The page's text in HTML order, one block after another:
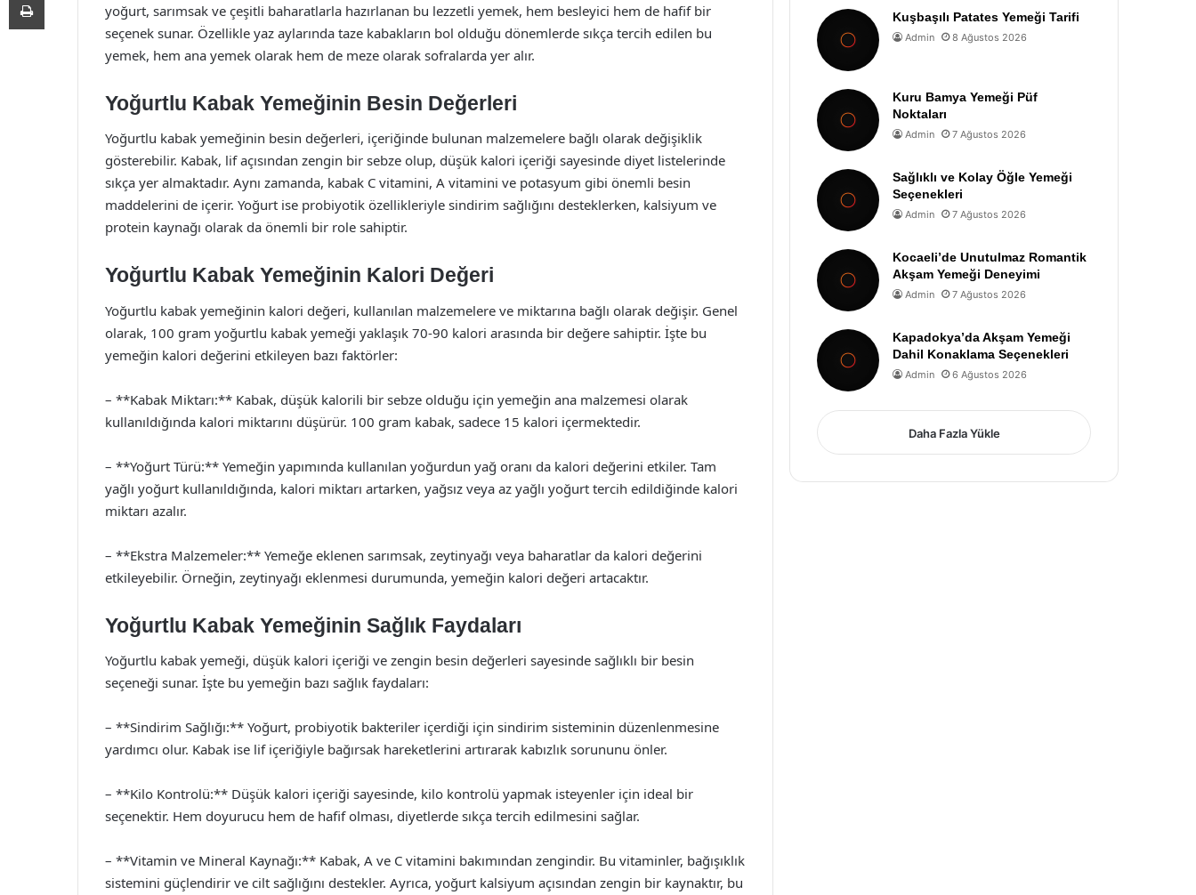
yoğurt, sarımsak ve çeşitli baharatlarla hazırlanan bu lezzetli yemek, hem besleyici hem de hafif bir
seçenek sunar. Özellikle yaz aylarında taze kabakların bol olduğu dönemlerde sıkça tercih edilen bu
yemek, hem ana yemek olarak hem de meze olarak sofralarda yer alır.
Yoğurtlu Kabak Yemeğinin Besin Değerleri
Yoğurtlu kabak yemeğinin besin değerleri, içeriğinde bulunan malzemelere bağlı olarak değişiklik
gösterebilir. Kabak, lif açısından zengin bir sebze olup, düşük kalori içeriği sayesinde diyet listelerinde
sıkça yer almaktadır. Aynı zamanda, kabak C vitamini, A vitamini ve potasyum gibi önemli besin
maddelerini de içerir. Yoğurt ise probiyotik özellikleriyle sindirim sağlığını desteklerken, kalsiyum ve
protein kaynağı olarak da önemli bir role sahiptir.
Yoğurtlu Kabak Yemeğinin Kalori Değeri
Yoğurtlu kabak yemeğinin kalori değeri, kullanılan malzemelere ve miktarına bağlı olarak değişir. Genel
olarak, 100 gram yoğurtlu kabak yemeği yaklaşık 70-90 kalori arasında bir değere sahiptir. İşte bu
yemeğin kalori değerini etkileyen bazı faktörler:
– **Kabak Miktarı:** Kabak, düşük kalorili bir sebze olduğu için yemeğin ana malzemesi olarak
kullanıldığında kalori miktarını düşürür. 100 gram kabak, sadece 15 kalori içermektedir.
– **Yoğurt Türü:** Yemeğin yapımında kullanılan yoğurdun yağ oranı da kalori değerini etkiler. Tam
yağlı yoğurt kullanıldığında, kalori miktarı artarken, yağsız veya az yağlı yoğurt tercih edildiğinde kalori
miktarı azalır.
– **Ekstra Malzemeler:** Yemeğe eklenen sarımsak, zeytinyağı veya baharatlar da kalori değerini
etkileyebilir. Örneğin, zeytinyağı eklenmesi durumunda, yemeğin kalori değeri artacaktır.
Yoğurtlu Kabak Yemeğinin Sağlık Faydaları
Yoğurtlu kabak yemeği, düşük kalori içeriği ve zengin besin değerleri sayesinde sağlıklı bir besin
seçeneği sunar. İşte bu yemeğin bazı sağlık faydaları:
– **Sindirim Sağlığı:** Yoğurt, probiyotik bakteriler içerdiği için sindirim sisteminin düzenlenmesine
yardımcı olur. Kabak ise lif içeriğiyle bağırsak hareketlerini artırarak kabızlık sorununu önler.
– **Kilo Kontrolü:** Düşük kalori içeriği sayesinde, kilo kontrolü yapmak isteyenler için ideal bir
seçenektir. Hem doyurucu hem de hafif olması, diyetlerde sıkça tercih edilmesini sağlar.
– **Vitamin ve Mineral Kaynağı:** Kabak, A ve C vitamini bakımından zengindir. Bu vitaminler, bağışıklık
sistemini güçlendirir ve cilt sağlığını destekler. Ayrıca, yoğurt kalsiyum açısından zengin bir kaynaktır, bu
Kuşbaşılı Patates Yemeği Tarifi
Admin 8 Ağustos 2026
Kuru Bamya Yemeği Püf
Noktaları
Admin 7 Ağustos 2026
Sağlıklı ve Kolay Öğle Yemeği
Seçenekleri
Admin 7 Ağustos 2026
Kocaeli’de Unutulmaz Romantik
Akşam Yemeği Deneyimi
Admin 7 Ağustos 2026
Kapadokya’da Akşam Yemeği
Dahil Konaklama Seçenekleri
Admin 6 Ağustos 2026
Daha Fazla Yükle